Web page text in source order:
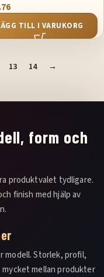
TILL I VARUKORG
13 14 →
form och
produktvalet tydligare.
finish med hjälp av
modell. Storlek, profil,
mellan produkter